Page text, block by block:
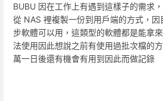
BUBU 因在工作上有遇到這樣子的需求
從 NAS 裡複製一份到用戶端的方式，
步軟體可以用，這類型的軟體都是能拿
法使用因此想說之前有使用過批次檔的
萬一日後還有機會有用到因此而做記錄